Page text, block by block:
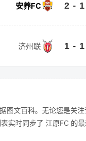
安养FC 2 - 1
济州联 1 - 1
图文百科。无论您是关
实时同步了 江原FC 的